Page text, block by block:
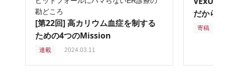
勘どころ
[第22回] 高カリウム血症を制する
ための4つのMission
連載 2024.03.11
だから
寄稿